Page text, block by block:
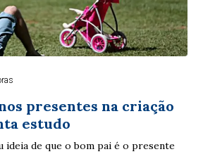
presentes na criação
estudo
ideia de que o bom pai é o presente